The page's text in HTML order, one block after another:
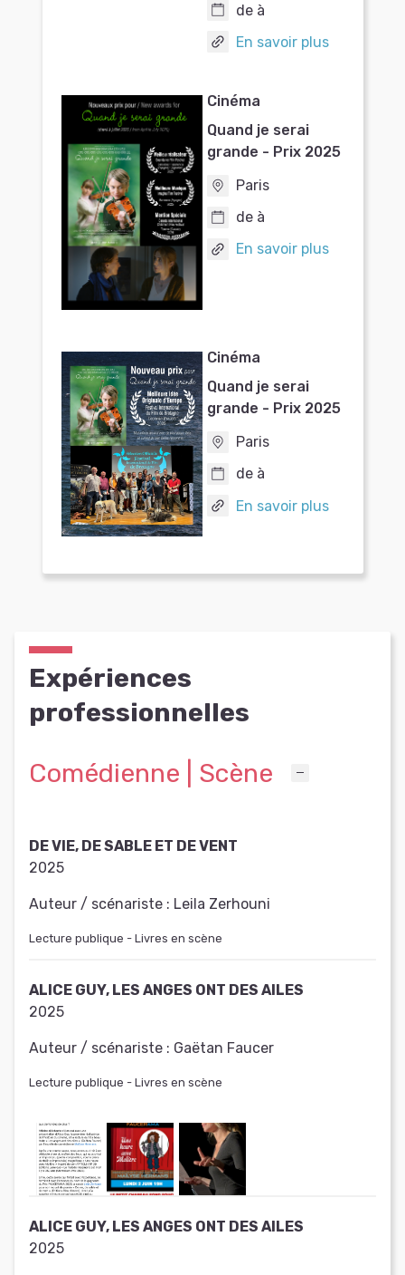
de à
En savoir plus
Cinéma
Quand je serai
grande - Prix 2025
Paris
de à
En savoir plus
Cinéma
Quand je serai
grande - Prix 2025
Paris
de à
En savoir plus
Expériences
professionnelles
Comédienne | Scène
DE VIE, DE SABLE ET DE VENT
2025
Auteur / scénariste : Leila Zerhouni
Lecture publique - Livres en scène
ALICE GUY, LES ANGES ONT DES AILES
2025
Auteur / scénariste : Gaëtan Faucer
Lecture publique - Livres en scène
ALICE GUY, LES ANGES ONT DES AILES
2025